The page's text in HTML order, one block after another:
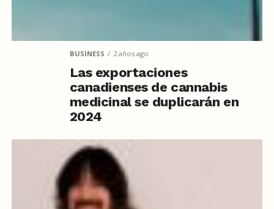
BUSINESS 2 años ago
Las exportaciones
canadienses de cannabis
medicinal se duplicarán en
2024